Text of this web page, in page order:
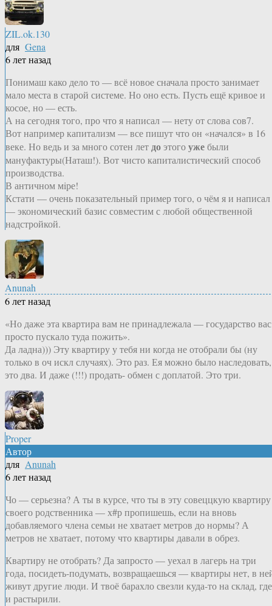
ZIL.ok.130
для Gena
6 лет назад
Понимаш како дело то — всё новое сначала просто занимает
мало места в старой системе. Но оно есть. Пусть ещё кривое и
косое, но — есть.
А на сегодня того, про что я написал — нету от слова сов7.
Вот например капитализм — все пишут что он «начался» в 16
веке. Но ведь и за много сотен летдоэтогоужебыли
мануфактуры(Наташ!). Вот чисто капиталистический способ
производства.
В античном мiре!
Кстати — очень показательный пример того, о чём я и написал
— экономический базис совместим с любой общественной
надстройкой.
Anunah
6 лет назад
«Но даже эта квартира вам не принадлежала — государство вас
просто пускало туда пожить».
Да ладна))) Эту квартиру у тебя ни когда не отобрали бы (ну
только в оч искл случаях). Это раз. Ея можно было наследовать,
это два. И даже (!!!) продать- обмен с доплатой. Это три.
Proper
Автор
для Anunah
6 лет назад
Чо — серьезна? А ты в курсе, что ты в эту совеццкую квартиру
своего родственника — х#р пропишешь, если на вновь
добавляемого члена семьи не хватает метров до нормы? А
метров не хватает, потому что квартиры давали в обрез.
Квартиру не отобрать? Да запросто — уехал в лагерь на три
года, посидеть-подумать, возвращаешься — квартиры нет, в
живут другие люди. И твоё барахло свезли куда-то на склад, где
и растырили.